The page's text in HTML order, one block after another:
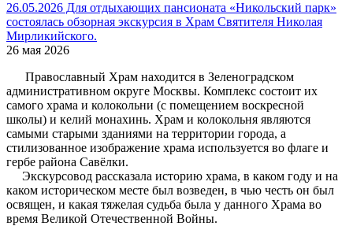
26.05.2026 Для отдыхающих пансионата «Никольский парк»
состоялась обзорная экскурсия в Храм Святителя Николая
Мирликийского.
26 мая 2026
Православный Храм находится в Зеленоградском
административном округе Москвы. Комплекс состоит их
самого храма и колокольни (с помещением воскресной
школы) и келий монахинь. Храм и колокольня являются
самыми старыми зданиями на территории города, а
стилизованное изображение храма используется во флаге и
гербе района Савёлки.
Экскурсовод рассказала историю храма, в каком году и на
каком историческом месте был возведен, в чью честь он был
освящен, и какая тяжелая судьба была у данного Храма во
время Великой Отечественной Войны.